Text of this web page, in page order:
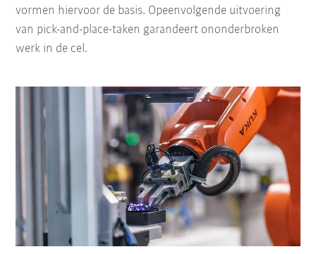
vormen hiervoor de basis. Opeenvolgende uitvoering
van pick-and-place-taken garandeert ononderbroken
werk in de cel.